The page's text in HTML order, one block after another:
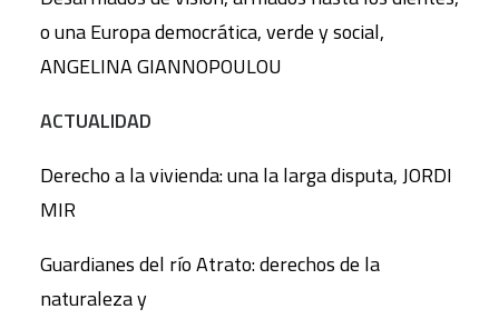
o una Europa democrática, verde y social,
ANGELINA GIANNOPOULOU
ACTUALIDAD
Derecho a la vivienda: una la larga disputa, JORDI
MIR
Guardianes del río Atrato: derechos de la
naturaleza y